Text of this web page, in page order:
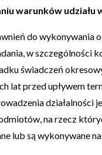
warunków
do wykonywania
w szczególności
świadczeń
lat przed upływem
na rzecz
lub są wykonywane